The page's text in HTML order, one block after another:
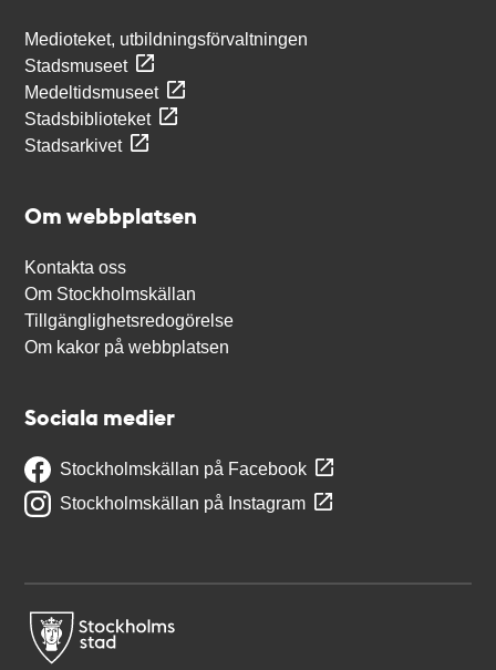
Medioteket, utbildningsförvaltningen
Stadsmuseet
Medeltidsmuseet
Stadsbiblioteket
Stadsarkivet
Om webbplatsen
Kontakta oss
Om Stockholmskällan
Tillgänglighetsredogörelse
Om kakor på webbplatsen
Sociala medier
Stockholmskällan på Facebook
Stockholmskällan på Instagram